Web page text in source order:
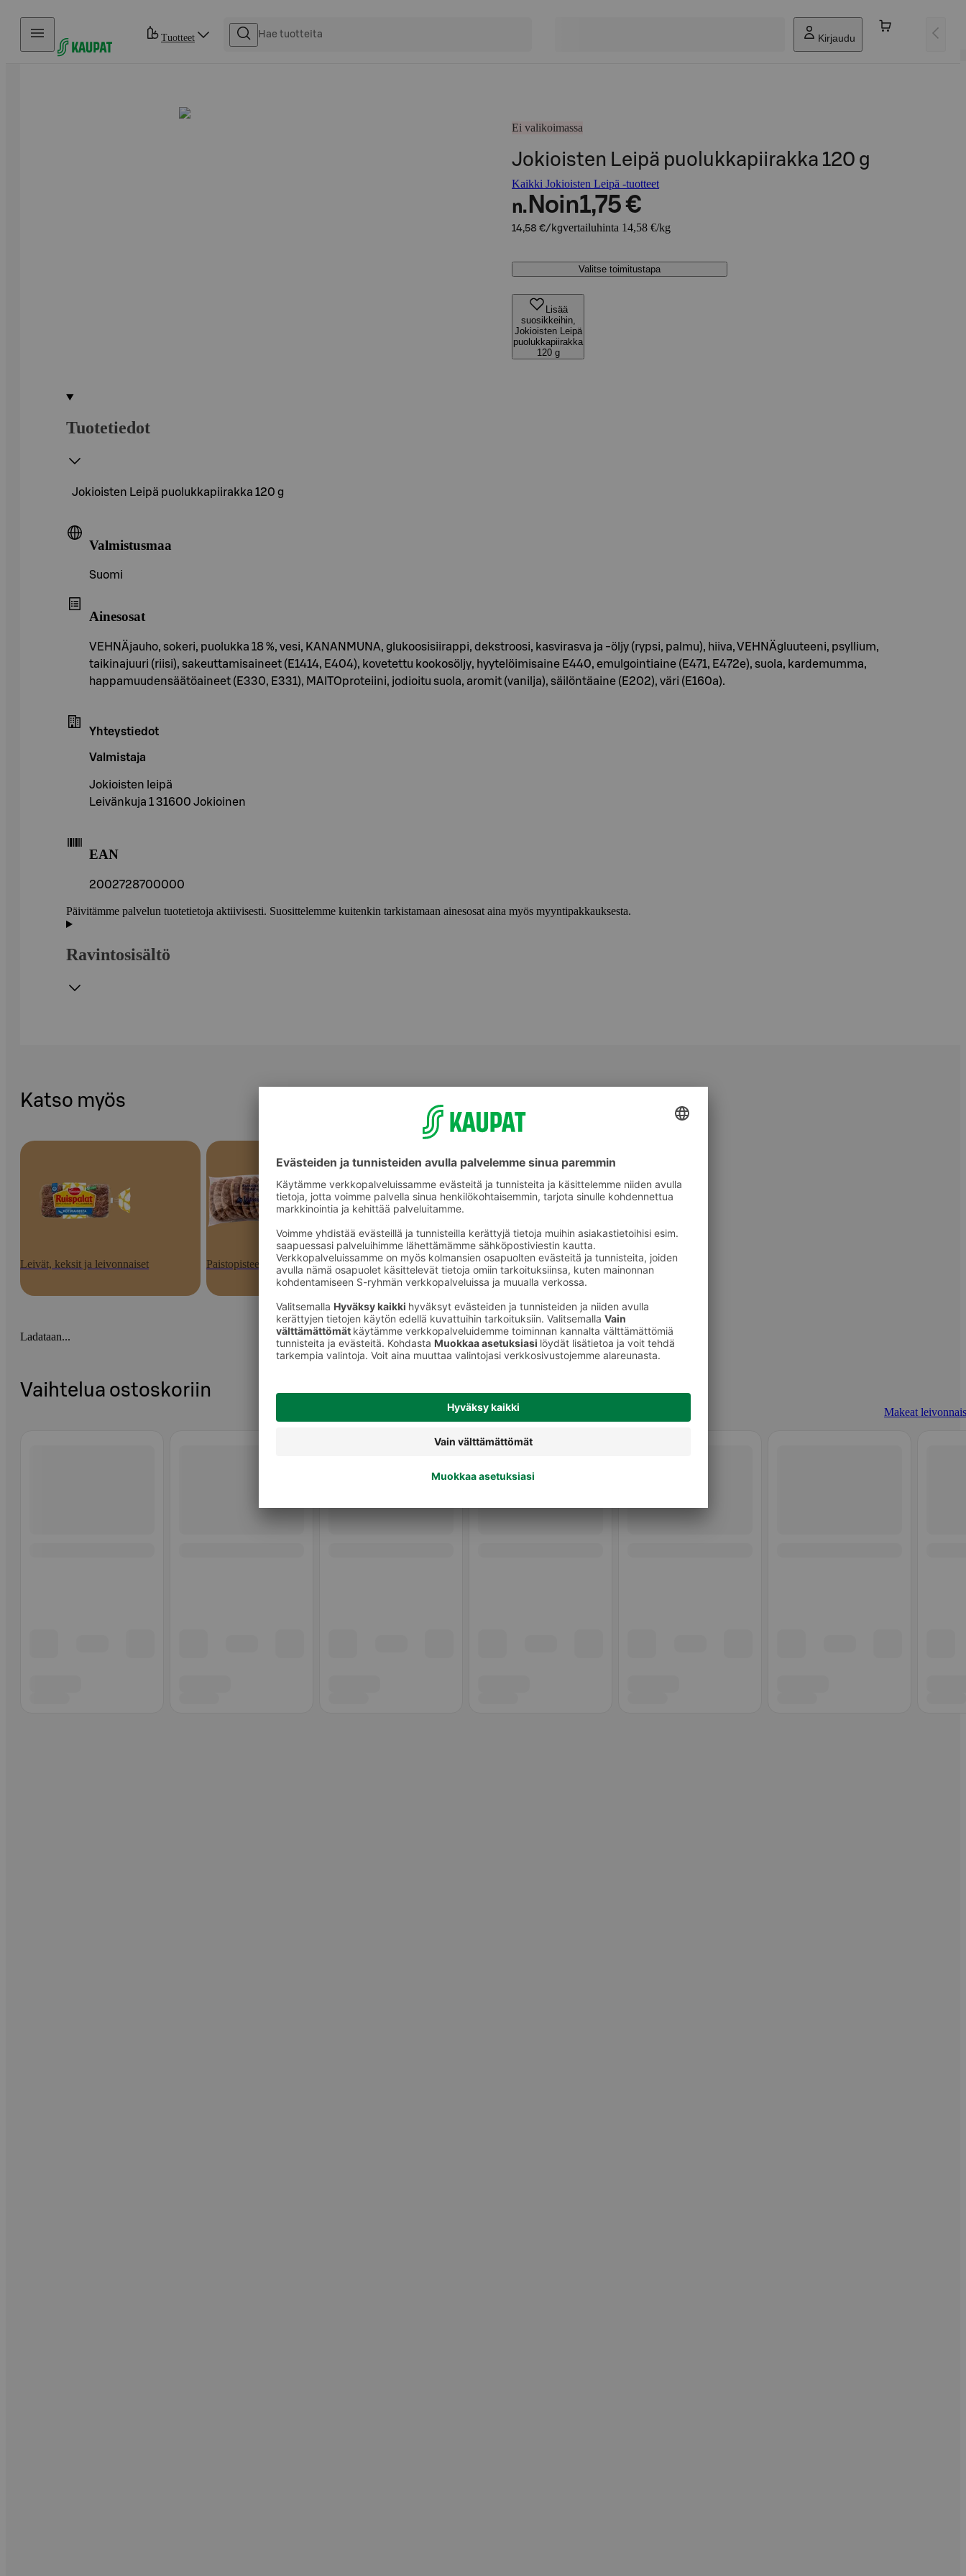
Hyppää sisältöön
Tuotteet Kirjaudu
Ei valikoimassa
Jokioisten Leipä puolukkapiirakka 120 g
Kaikki Jokioisten Leipä -tuotteet
n. Noin1,75 €
14,58 €/kgvertailuhinta 14,58 €/kg
Valitse toimitustapa
Lisää
suosikkeihin,
Jokioisten Leipä
puolukkapiirakka
120 g
Tuotetiedot
Jokioisten Leipä puolukkapiirakka 120 g
Valmistusmaa
Suomi
Ainesosat
VEHNÄjauho, sokeri, puolukka 18 %, vesi, KANANMUNA, glukoosisiirappi, dekstroosi, kasvirasva ja -öljy (rypsi, palmu), hiiva, VEHNÄgluuteeni, psyllium,
taikinajuuri (riisi), sakeuttamisaineet (E1414, E404), kovetettu kookosöljy, hyytelöimisaine E440, emulgointiaine (E471, E472e), suola, kardemumma,
happamuudensäätöaineet (E330, E331), MAITOproteiini, jodioitu suola, aromit (vanilja), säilöntäaine (E202), väri (E160a).
Yhteystiedot
Valmistaja
Jokioisten leipä
Leivänkuja 1 31600 Jokioinen
EAN
2002728700000
Päivitämme palvelun tuotetietoja aktiivisesti. Suosittelemme kuitenkin tarkistamaan ainesosat aina myös myyntipakkauksesta.
Ravintosisältö
Katso myös
Leivät, keksit ja leivonnaiset Paistopisteen tuotteet Makeat leivonnaiset
Ladataan...
Vaihtelua ostoskoriin
Makeat